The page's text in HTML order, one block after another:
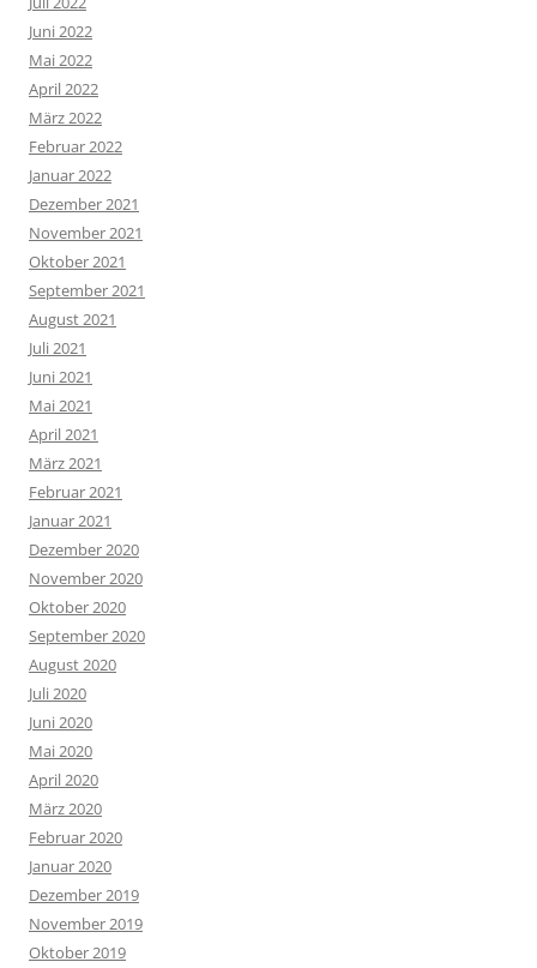
Juni 2022
Mai 2022
April 2022
März 2022
Februar 2022
Januar 2022
Dezember 2021
November 2021
Oktober 2021
September 2021
August 2021
Juli 2021
Juni 2021
Mai 2021
April 2021
März 2021
Februar 2021
Januar 2021
Dezember 2020
November 2020
Oktober 2020
September 2020
August 2020
Juli 2020
Juni 2020
Mai 2020
April 2020
März 2020
Februar 2020
Januar 2020
Dezember 2019
November 2019
Oktober 2019